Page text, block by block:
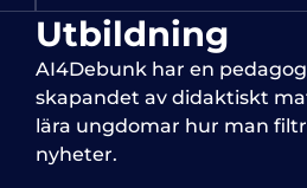
Utbildning
AI4Debunk har en
skapandet av didaktiskt
lära ungdomar hur man
nyheter.